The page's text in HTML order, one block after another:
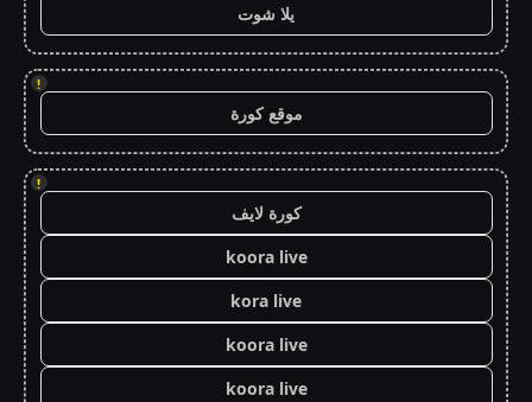
يلا شوت
!
موقع كورة
!
كورة لايف
koora live
kora live
koora live
koora live